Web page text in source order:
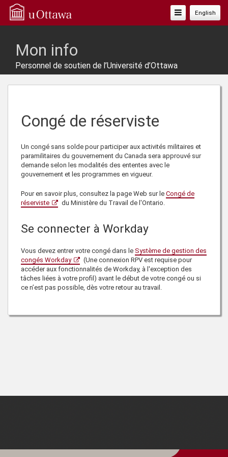
English
Basculer
La
Mon info
Personnel de soutien de l’Université d’Ottawa
Congé de réserviste
Un congé sans solde pour participer aux activités militaires et
paramilitaires du gouvernement du Canada sera approuvé sur
demande selon les modalités des ententes avec le
gouvernement et les programmes en vigueur.
Pour en savoir plus, consultez la page Web sur le Congé de
réserviste
du Ministère du Travail de l'Ontario.
Se connecter à Workday
Vous devez entrer votre congé dans le Système de gestion des
congés Workday
(Une connexion RPV est requise pour
accéder aux fonctionnalités de Workday, à l'exception des
tâches liées à votre profil) avant le début de votre congé ou si
ce n’est pas possible, dès votre retour au travail.